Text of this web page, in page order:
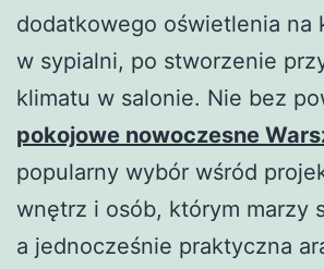
dodatkowego oświetlenia na
w sypialni, po stworzenie
klimatu w salonie. Nie bez
pokojowe nowoczesne
popularny wybór wśród
wnętrz i osób, którym marzy
a jednocześnie praktyczna